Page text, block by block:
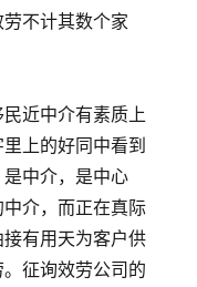
不计其数个家
近中介有素质上
上的好同中看到
中介，是中心
介，而正在真际
有用天为客户供
征询效劳公司的